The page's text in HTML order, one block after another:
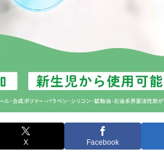
X Facebook